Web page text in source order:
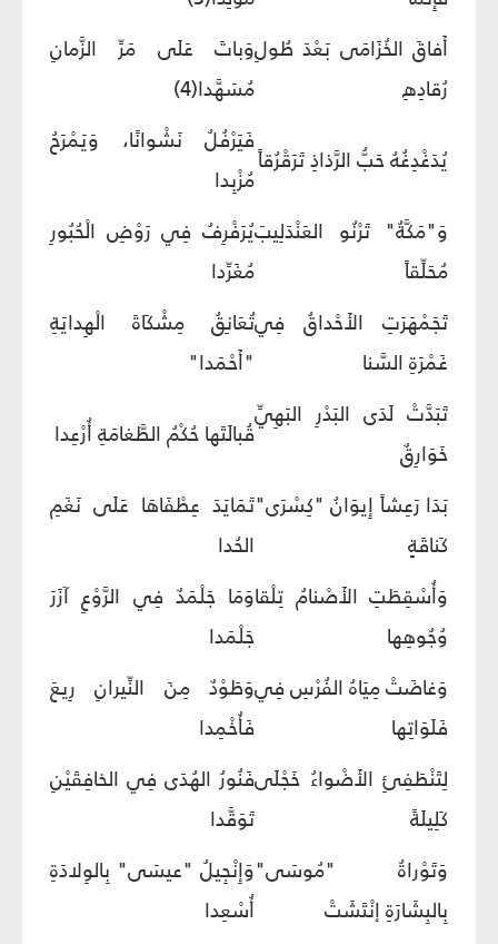
أَفاقَ الخُزَامَى بَعْدَ طُولِ
رُقادِهِ
وَباتَ عَلَى مَرِّ الزَّمانِ
مُسَهَّدا(4)
يُدَغْدِغُهُ حَبُّ الرَّذاذِ تَرَقْرُقاً
فَيَرْفُلُ نَشْوانًا، وَيَمْرَحُ
مُزْبِدا
وَ"مَكَّةُ" تَرْنُو العَنْدَلِيبَ
مُحَلِّقاً
يُرَفْرِفُ فِي رَوْضِ الْحُبُورِ
مُغَرِّدا
تَجَمْهَرَتِ الأَحْداقُ فِي
غَمْرَةِ السَّنا
تُعَانِقُ مِشْكَاةَ الْهِدايَةِ
"أَحْمَدا"
تَبَدَّتْ لَدَى البَدْرِ البَهِيِّ
خَوَارِقٌ
قُبالَتَها حُكْمُ الطَّغامَةِ أُرْعِدا
بَدَا رَعِشاً إِيوَانُ "كِسْرَى"
كَناقَةٍ
تَمَايَدَ عِطْفَاهَا عَلَى نَغَمِ
الحُدا
وَأُسْقِطَتِ الأَصْنامُ تِلْقا
وُجُوهِها
وَمَا جَلْمَدٌ فِي الرَّوْعِ آزَرَ
جَلْمَدا
وَغاضَتْ مِيَاهُ الفُرْسِ فِي
فَلَوَاتِها
وَطَوْدٌ مِنَ النِّيرانِ رِيعَ
فَأُخْمِدا
لِتَنْطَفِئِ الأَضْواءُ خَجْلَى
كَلِيلَةً
فَنُورُ الهُدَى فِي الخافِقَيْنِ
تَوَقَّدا
وَتَوْراةُ "مُوسَى"
بِالبِشَارَةِ إنْتَشَتْ
وَإِنْجِيلُ "عيسَى" بِالوِلادَةِ
أُسْعِدا